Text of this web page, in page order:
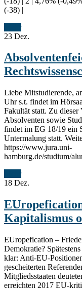
(-38) |
23 Dez.
Liebe Mitstudierende,
Uhr s.t. findet im
Fakultät statt. Zu dieser
Absolventen sowie
findet im EG 18/19 ein
Untermalung statt.
https://www.jura.uni-
hamburg.de/studium/
18 Dez.
Kapitalismus
EUropefication –
Demokratie?
klar: Anti-EU-
gescheiterten
Mitgliedsstaaten
erreichten 2017 EU-